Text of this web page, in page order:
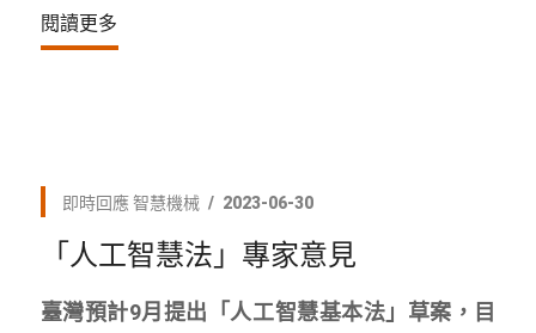
閱讀更多
即時回應 智慧機械 2023-06-30
「人工智慧法」專家意見
臺灣預計9月提出「人工智慧基本法」草案，目